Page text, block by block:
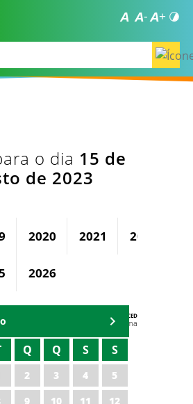
o dia 15 de
de 2023
2020 2021 2022
2026
AGENDA DA CODED/CED
Vagna Lima
Q Q S S
2 3 4
5
9 10 11
12